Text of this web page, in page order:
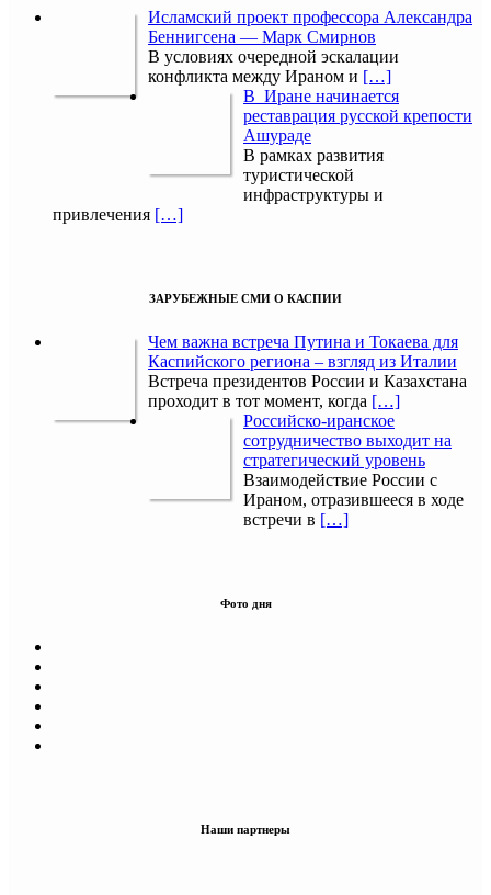
Исламский проект профессора Александра
Беннигсена — Марк Смирнов
В условиях очередной эскалации
конфликта между Ираном и […]
В Иране начинается
реставрация русской крепости
Ашураде
В рамках развития
туристической
инфраструктуры и
привлечения […]
ЗАРУБЕЖНЫЕ СМИ О КАСПИИ
Чем важна встреча Путина и Токаева для
Каспийского региона – взгляд из Италии
Встреча президентов России и Казахстана
проходит в тот момент, когда […]
Российско-иранское
сотрудничество выходит на
стратегический уровень
Взаимодействие России с
Ираном, отразившееся в ходе
встречи в […]
Фото дня
Наши партнеры